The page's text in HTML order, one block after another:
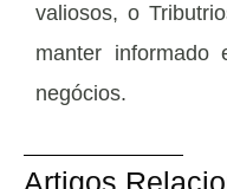
valiosos, o
manter informado
negócios.
Artigos